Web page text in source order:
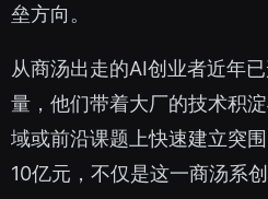
垒方向。
从商汤出走的AI创业者近年
量，他们带着大厂的技术积
域或前沿课题上快速建立突
10亿元，不仅是这一商汤系